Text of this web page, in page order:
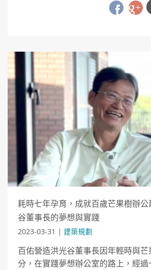
耗時七年孕育，成就百歲芒果樹辦
谷董事長的夢想與實踐
2023-03-31 | 建築規劃
百佑營造洪光谷董事長因年輕時與
分，在實踐夢想辦公室的路上，經